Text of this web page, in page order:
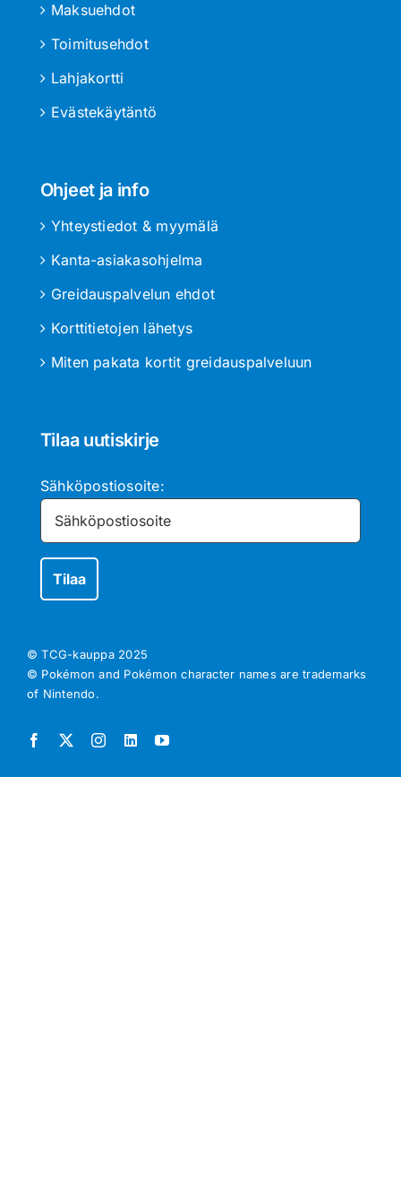
Maksuehdot
Toimitusehdot
Lahjakortti
Evästekäytäntö
Ohjeet ja info
Yhteystiedot & myymälä
Kanta-asiakasohjelma
Greidauspalvelun ehdot
Korttitietojen lähetys
Miten pakata kortit greidauspalveluun
Tilaa uutiskirje
Sähköpostiosoite:
© TCG-kauppa 2025
© Pokémon and Pokémon character names are trademarks
of Nintendo.